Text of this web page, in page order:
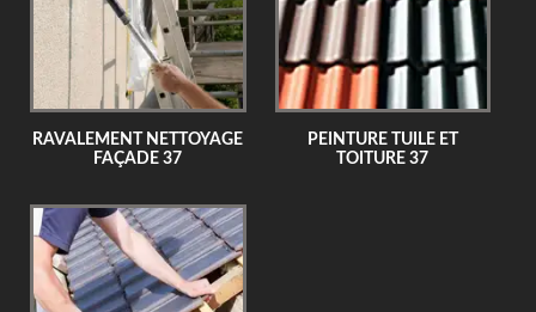
RAVALEMENT NETTOYAGE
FAÇADE 37
PEINTURE TUILE ET
TOITURE 37